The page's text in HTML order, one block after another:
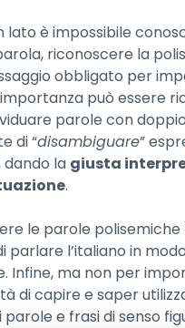
lato è impossibile
riconoscere la
obbligato per
può essere
parole con
di “disambiguare”
la giusta
.
le parole
parlare l’italiano in
Infine, ma non per
di capire e saper
parole e frasi di senso